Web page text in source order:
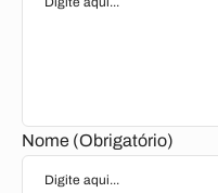
Nome (Obrigatório)